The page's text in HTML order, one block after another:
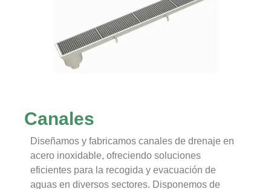
Canales
Diseñamos y fabricamos canales de drenaje en
acero inoxidable, ofreciendo soluciones
eficientes para la recogida y evacuación de
aguas en diversos sectores. Disponemos de